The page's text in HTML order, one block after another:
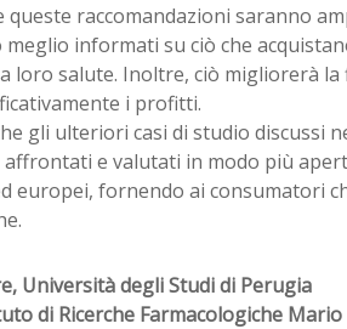
queste raccomandazioni saranno
informati su ciò che
loro salute. Inoltre, ciò migliorerà
i profitti.
gli ulteriori casi di studio discussi
affrontati e valutati in modo più
europei, fornendo ai consumatori
Università degli Studi di Perugia
di Ricerche Farmacologiche Mario